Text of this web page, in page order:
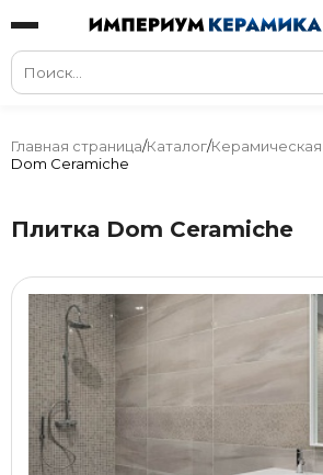
Главная страница/Каталог/Керамическая
Dom Ceramiche
Плитка Dom Ceramiche